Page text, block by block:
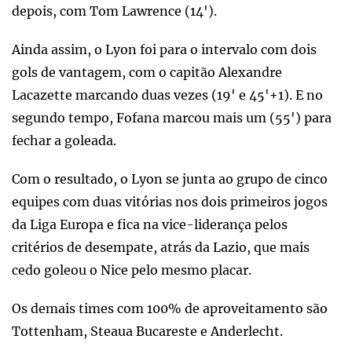
depois, com Tom Lawrence (14').
Ainda assim, o Lyon foi para o intervalo com dois
gols de vantagem, com o capitão Alexandre
Lacazette marcando duas vezes (19' e 45'+1). E no
segundo tempo, Fofana marcou mais um (55') para
fechar a goleada.
Com o resultado, o Lyon se junta ao grupo de cinco
equipes com duas vitórias nos dois primeiros jogos
da Liga Europa e fica na vice-liderança pelos
critérios de desempate, atrás da Lazio, que mais
cedo goleou o Nice pelo mesmo placar.
Os demais times com 100% de aproveitamento são
Tottenham, Steaua Bucareste e Anderlecht.